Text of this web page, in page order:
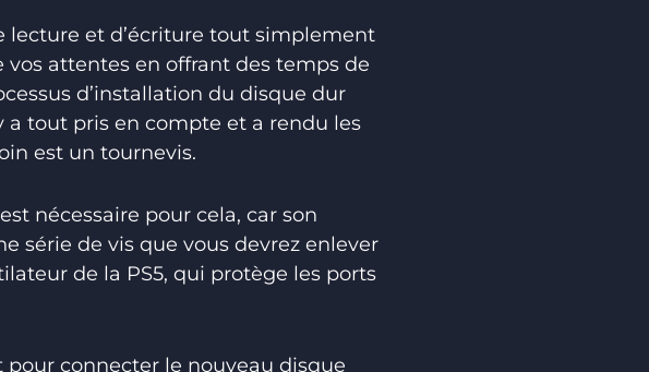
lecture et d’écriture tout simplement
attentes en offrant des temps de
d’installation du disque dur
a tout pris en compte et a rendu les
est un tournevis.
nécessaire pour cela, car son
série de vis que vous devrez enlever
de la PS5, qui protège les ports
pour connecter le nouveau disque